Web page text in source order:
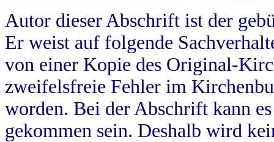
Autor dieser Abschrift ist der
Er weist auf folgende
von einer Kopie des Original-
zweifelsfreie Fehler im
worden. Bei der Abschrift kann
gekommen sein. Deshalb wird